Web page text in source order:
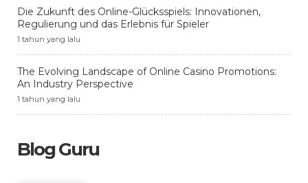
Die Zukunft des Online-Glücksspiels: Innovationen,
Regulierung und das Erlebnis für Spieler
1 tahun yang lalu
The Evolving Landscape of Online Casino Promotions:
An Industry Perspective
1 tahun yang lalu
Blog Guru